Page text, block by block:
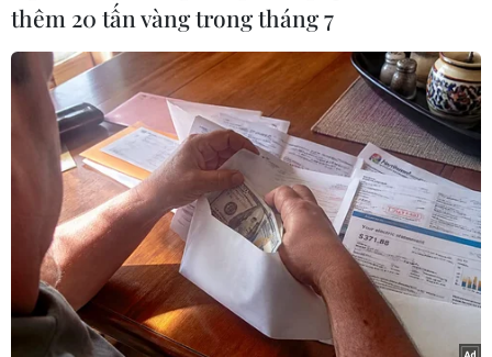
biển Địa Trung Hải đã vượt qua “cột mốc nghiệt
(TTXVN/Vietnam+)
thêm 20 tấn vàng trong tháng 7